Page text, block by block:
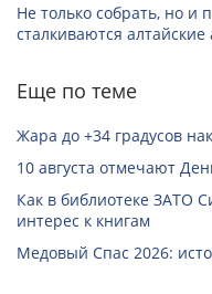
Не только собрать, но и
сталкиваются алтайские
Еще по теме
Жара до +34 градусов
10 августа отмечают
Как в библиотеке ЗАТО
интерес к книгам
Медовый Спас 2026: